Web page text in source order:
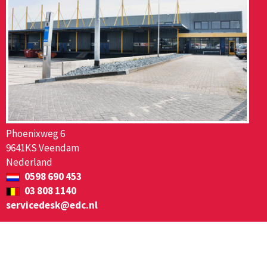
Phoenixweg 6
9641KS Veendam
Nederland
0598 690 453
03 808 1140
servicedesk@edc.nl